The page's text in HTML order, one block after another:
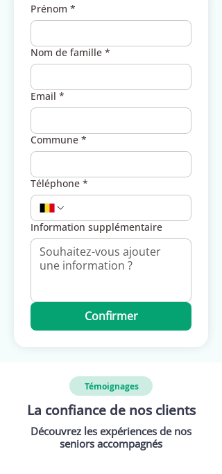
Prénom *
Nom de famille *
Email *
Commune *
Téléphone *
Information supplémentaire
Confirmer
Témoignages
La confiance de nos clients
Découvrez les expériences de nos
seniors accompagnés